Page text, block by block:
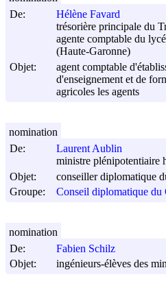
De:
Hélène Favard
trésorière principale du
agente comptable du
(Haute-Garonne)
Objet:
agent comptable
d'enseignement et de
agricoles les agents
De:
Laurent Aublin
ministre plénipotentiaire
Objet:
conseiller diplomatique
Groupe:
Conseil diplomatique du
nomination
De:
Fabien Schilz
Objet:
ingénieurs-élèves des
nomination